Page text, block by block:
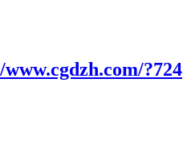
?724